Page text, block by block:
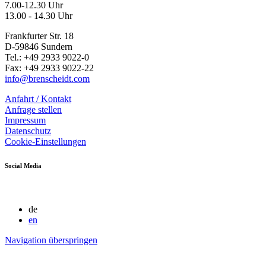
7.00-12.30 Uhr
13.00 - 14.30 Uhr
Frankfurter Str. 18
D-59846 Sundern
Tel.: +49 2933 9022-0
Fax: +49 2933 9022-22
info@brenscheidt.com
Anfahrt / Kontakt
Anfrage stellen
Impressum
Datenschutz
Cookie-Einstellungen
Social Media
de
en
Navigation überspringen